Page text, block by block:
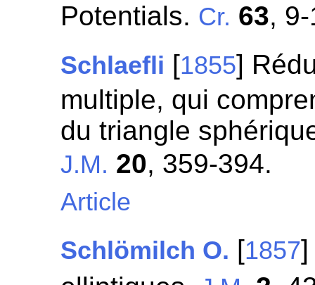
Potentials. Cr. 63,
Schlaefli [1855]
multiple, qui
du triangle
J.M. 20, 359-394.
Article
Schlömilch O. [1857]